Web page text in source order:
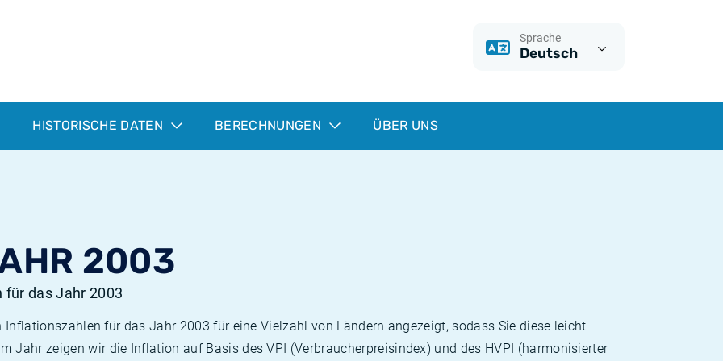
Sprache
Deutsch
HISTORISCHE DATEN BERECHNUNGEN ÜBER UNS
2003
das Jahr 2003
für das Jahr 2003 für eine Vielzahl von Ländern angezeigt, sodass Sie diese leicht
Jahr zeigen wir die Inflation auf Basis des VPI (Verbraucherpreisindex) und des HVPI (harmonisierter